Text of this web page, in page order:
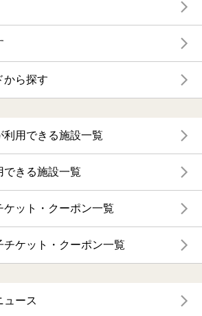
から探す
利用できる施設一覧
できる施設一覧
ケット・クーポン一覧
チケット・クーポン一覧
ュース